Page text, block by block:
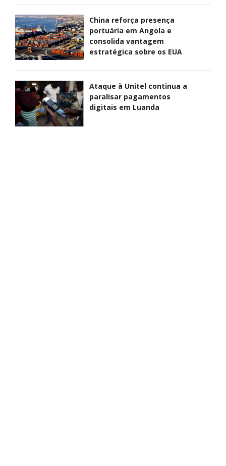
China reforça presença
portuária em Angola e
consolida vantagem
estratégica sobre os EUA
Ataque à Unitel continua a
paralisar pagamentos
digitais em Luanda